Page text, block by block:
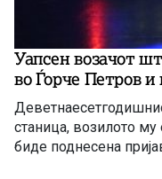
Уапсен возачот
во Ѓорче Петров и
станица, возилото
биде поднесена